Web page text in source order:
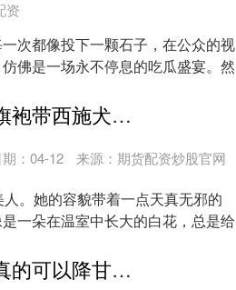
资
次都像投下一颗石子，在公众的视
佛是一场永不停息的吃瓜盛宴。然
富明证券官网 霍思燕瘦身后穿旗袍带西施犬夺冠，葫芦身材尽显东方优雅
期：04-12 来源：期货配资炒股官网
。她的容貌带着一点天真无邪的
一朵在温室中长大的白花，总是给
顺市配资平台 权威解答磷虾油真的可以降甘油三酯吗，正品磷虾油十大品牌及高性价比选购攻略！